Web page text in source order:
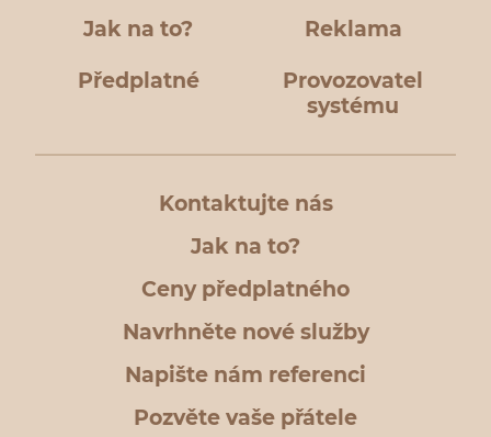
Jak na to? Reklama
Předplatné
Provozovatel
systému
Kontaktujte nás
Jak na to?
Ceny předplatného
Navrhněte nové služby
Napište nám referenci
Pozvěte vaše přátele